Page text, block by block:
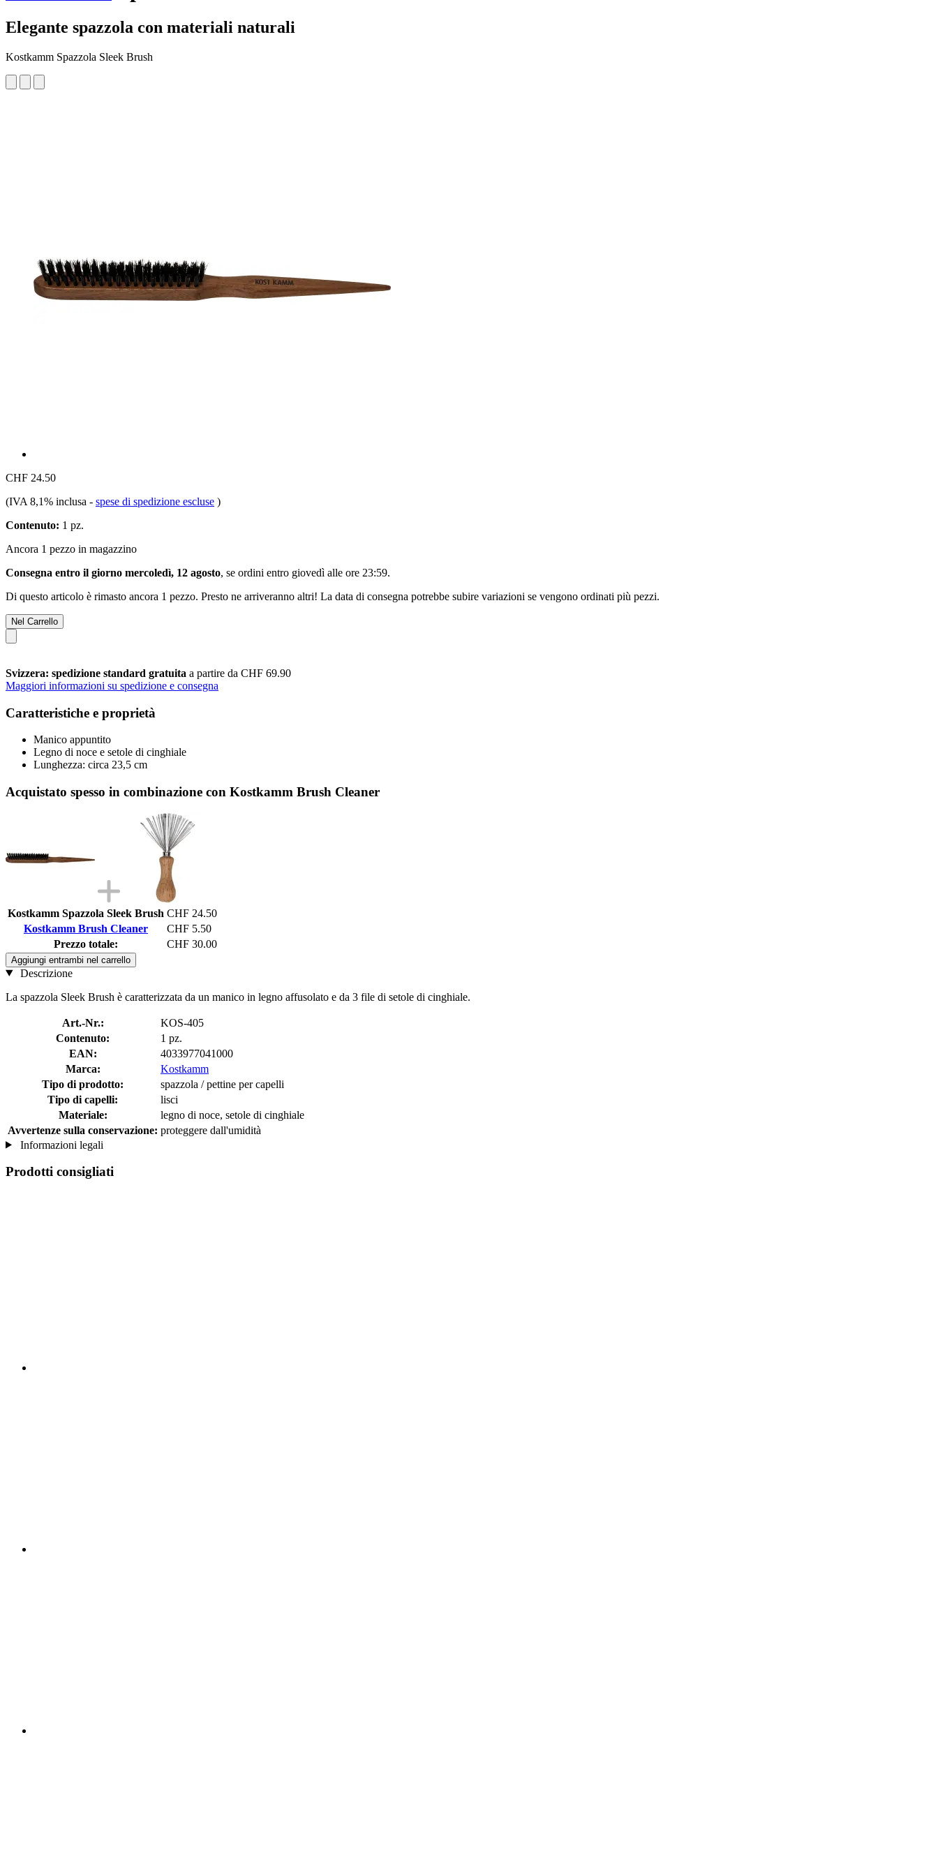
Elegante spazzola con materiali naturali
Kostkamm Spazzola Sleek Brush
CHF 24.50
(IVA 8,1% inclusa - spese di spedizione escluse )
Contenuto: 1 pz.
Ancora 1 pezzo in magazzino
Consegna entro il giorno mercoledì, 12 agosto, se ordini entro giovedì alle ore 23:59.
Di questo articolo è rimasto ancora 1 pezzo. Presto ne arriveranno altri! La data di consegna potrebbe subire variazioni se vengono ordinati più pezzi.
Nel Carrello
Svizzera: spedizione standard gratuita a partire da CHF 69.90
Maggiori informazioni su spedizione e consegna
Caratteristiche e proprietà
Manico appuntito
Legno di noce e setole di cinghiale
Lunghezza: circa 23,5 cm
Acquistato spesso in combinazione con Kostkamm Brush Cleaner
Kostkamm Spazzola Sleek Brush CHF 24.50
Kostkamm Brush Cleaner
CHF 5.50
Prezzo totale:
CHF 30.00
Aggiungi entrambi nel carrello
Descrizione
La spazzola Sleek Brush è caratterizzata da un manico in legno affusolato e da 3 file di setole di cinghiale.
Art.-Nr.:
KOS-405
Contenuto:
1 pz.
EAN:
4033977041000
Marca:
Kostkamm
Tipo di prodotto:
spazzola / pettine per capelli
Tipo di capelli:
lisci
Materiale:
legno di noce, setole di cinghiale
Avvertenze sulla conservazione: proteggere dall'umidità
Informazioni legali
Prodotti consigliati